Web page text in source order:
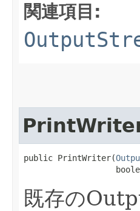
関連項目:
public PrintWriter​(
既存の